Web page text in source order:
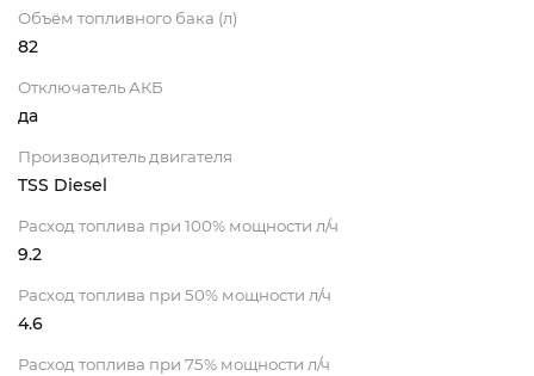
Объём топливного бака (л)
82
Отключатель АКБ
да
Производитель двигателя
TSS Diesel
Расход топлива при 100% мощности л/ч
9.2
Расход топлива при 50% мощности л/ч
4.6
Расход топлива при 75% мощности л/ч